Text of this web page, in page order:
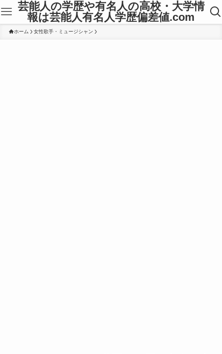
芸能人の学歴や有名人の高校・大学情
報は芸能人有名人学歴偏差値.com
ホーム 女性歌手・ミュージシャン